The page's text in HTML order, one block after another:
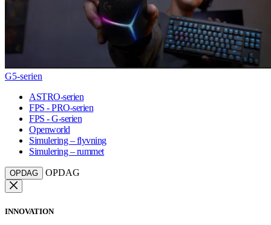
G5-serien
ASTRO-serien
FPS - PRO-serien
FPS - G-serien
Openworld
Simulering – flyvning
Simulering – rummet
OPDAG OPDAG
INNOVATION